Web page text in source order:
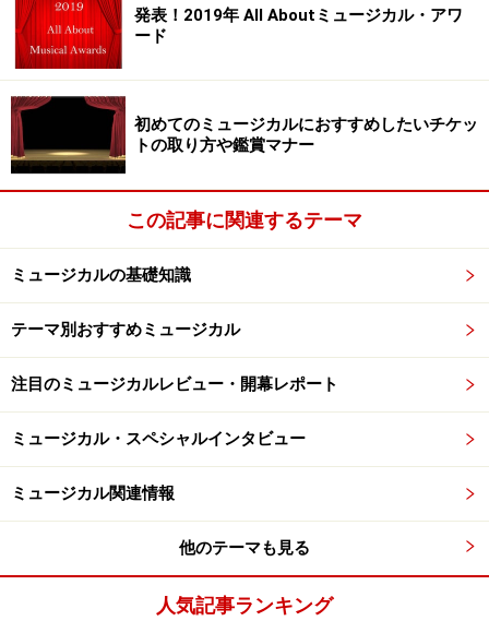
『マーダー・バラッド』
「いえ、映像です。YouTubeに断片的な舞台映像が出て
いたのを観て、かっこいい音楽だなあと思ったのです
が、私にできるのかな、とちょっと不安になるくらい、
すごくセクシーで生々しい作品で……。90分間、歌だけと
いう構成の中でも私の演じるサラは一番曲数が多くて、
――台本がシンプルな分、いろいろなやりよう（演出）が
ありえそうな作品ですね。
「確かにシンプルなのですが、だからこそどういうふう
古場でみんなが直面しているところです。最終的には
（解釈を）お客様に委ねる部分も多くなると思うのです
が、どういうヒントを私たちが積み上げていくかがすご
――ネタバレにならない範囲で、ぎりぎりまでうかがいま
発表！2019年 All Aboutミュージカル・アワ
ード
初めてのミュージカルにおすすめしたいチケッ
トの取り方や鑑賞マナー
この記事に関連するテーマ
ミュージカルの基礎知識
テーマ別おすすめミュージカル
注目のミュージカルレビュー・開幕レポート
ミュージカル・スペシャルインタビュー
ミュージカル関連情報
他のテーマも見る
人気記事ランキング